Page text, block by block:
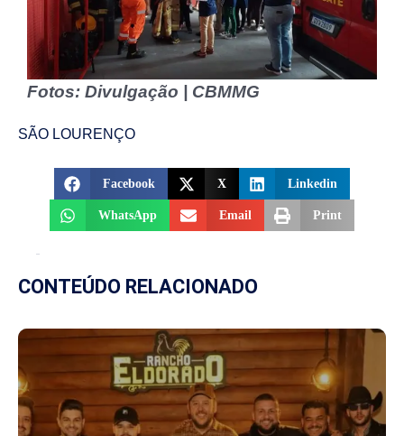
Fotos: Divulgação | CBMMG
SÃO LOURENÇO
Facebook X Linkedin
WhatsApp Email Print
CONTEÚDO RELACIONADO